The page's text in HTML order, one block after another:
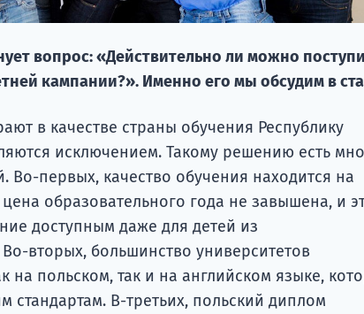
вопрос: «Действительно ли можно
кампании?». Именно его мы обсудим в
в качестве страны обучения Республику
исключением. Такому решению есть
Во-первых, качество обучения находится на
образовательного года не завышена, и
доступным даже для детей из
вторых, большинство университетов
на польском, так и на английском языке,
стандартам. В-третьих, польский диплом